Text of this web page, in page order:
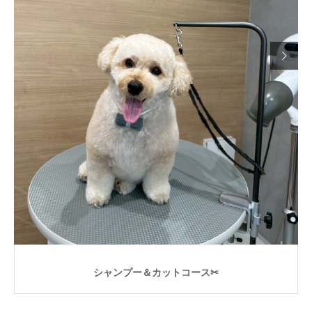

シャンプー＆カットコース✂